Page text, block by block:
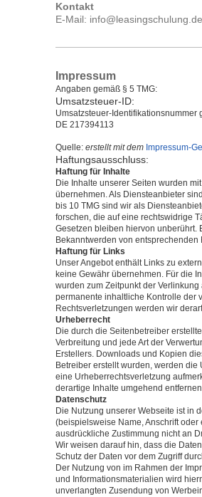
Kontakt
E-Mail: info@leasingschulung.de
Impressum
Angaben gemäß § 5 TMG:
Umsatzsteuer-ID:
Umsatzsteuer-Identifikationsnummer
DE 217394113
Quelle: erstellt mit dem Impressum-
Haftungsausschluss:
Haftung für Inhalte
Die Inhalte unserer Seiten wurden
übernehmen. Als Diensteanbieter
bis 10 TMG sind wir als
forschen, die auf eine rechtswidrige
Gesetzen bleiben hiervon unberührt.
Bekanntwerden von
Haftung für Links
Unser Angebot enthält Links zu
keine Gewähr übernehmen. Für die
wurden zum Zeitpunkt der
permanente inhaltliche Kontrolle der
Rechtsverletzungen werden wir
Urheberrecht
Die durch die Seitenbetreiber
Verbreitung und jede Art der
Erstellers. Downloads und Kopien
Betreiber erstellt wurden, werden
eine Urheberrechtsverletzung
derartige Inhalte umgehend
Datenschutz
Die Nutzung unserer Webseite ist in
(beispielsweise Name, Anschrift
ausdrückliche Zustimmung nicht an
Wir weisen darauf hin, dass die
Schutz der Daten vor dem Zugriff
Der Nutzung von im Rahmen der
und Informationsmaterialien wird
unverlangten Zusendung von